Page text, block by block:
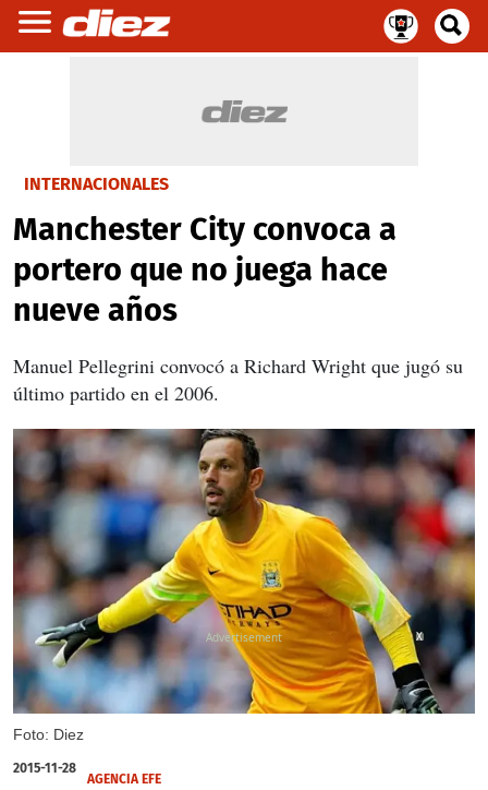
INTERNACIONALES
Manchester City convoca a
portero que no juega hace
nueve años
Manuel Pellegrini convocó a Richard Wright que jugó su
último partido en el 2006.
Foto: Diez
X
2015-11-28
AGENCIA EFE